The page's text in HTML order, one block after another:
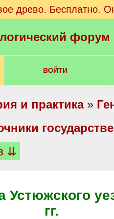
древо. Бесплатно.
ВОЙТИ
и практика»
⇊
Устюжского
гг.